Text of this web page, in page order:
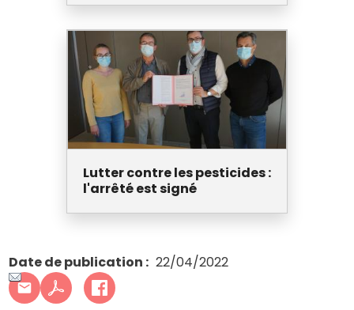
Lutter contre les pesticides :
l'arrêté est signé
Date de publication 22/04/2022